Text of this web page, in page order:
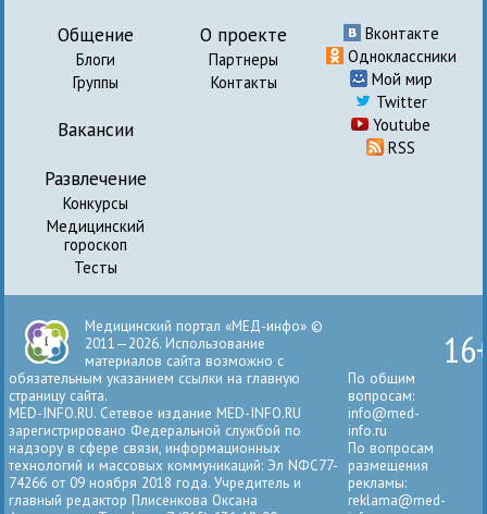
Общение
Блоги
Группы
Вакансии
Развлечение
Конкурсы
Медицинский
гороскоп
Тесты
О проекте
Партнеры
Контакты
Вконтакте
Одноклассники
Мой мир
Twitter
Youtube
RSS
Медицинский портал «МЕД-инфо» ©
2011—2026. Использование
материалов сайта возможно с
обязательным указанием ссылки на главную
страницу сайта.
MED-INFO.RU. Сетевое издание MED-INFO.RU
зарегистрировано Федеральной службой по
надзору в сфере связи, информационных
технологий и массовых коммуникаций: Эл NФС77-
74266 от 09 ноября 2018 года. Учредитель и
главный редактор Плисенкова Оксана
По общим
вопросам:
info@med-
info.ru
По вопросам
размещения
рекламы:
reklama@med-